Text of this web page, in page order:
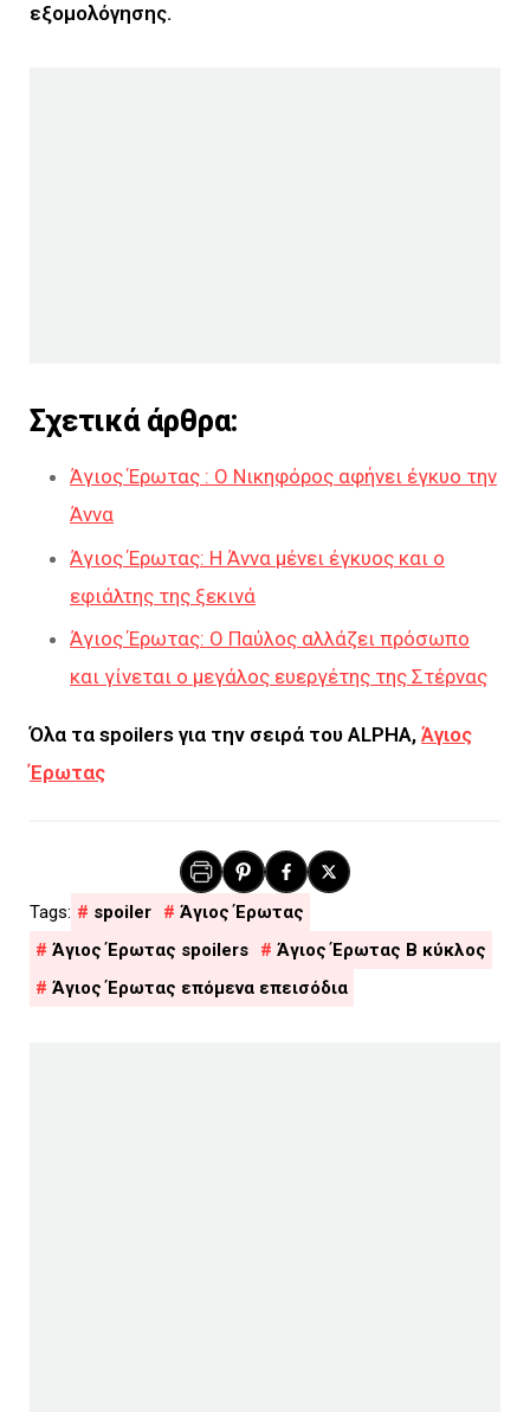
εξομολόγησης.
Σχετικά άρθρα:
Άγιος Έρωτας : Ο Νικηφόρος αφήνει έγκυο την
Άννα
Άγιος Έρωτας: Η Άννα μένει έγκυος και ο
εφιάλτης της ξεκινά
Άγιος Έρωτας: Ο Παύλος αλλάζει πρόσωπο
και γίνεται ο μεγάλος ευεργέτης της Στέρνας
Όλα τα spoilers για την σειρά του ALPHA, Άγιος
Έρωτας
spoiler
Άγιος Έρωτας
Άγιος Έρωτας spoilers
Άγιος Έρωτας Β κύκλος
Άγιος Έρωτας επόμενα επεισόδια